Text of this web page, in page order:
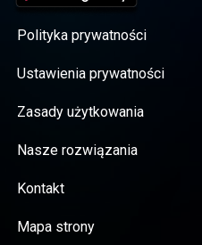
Polityka prywatności
Ustawienia prywatności
Zasady użytkowania
Nasze rozwiązania
Kontakt
Mapa strony